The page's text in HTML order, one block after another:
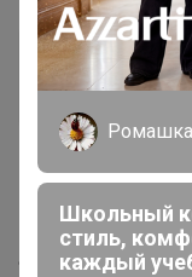
нюр@
13 июня, 2018
ЕЛЕНАTKTYF,
Фёрст Мэйт
Школьный
стиль,
каждый